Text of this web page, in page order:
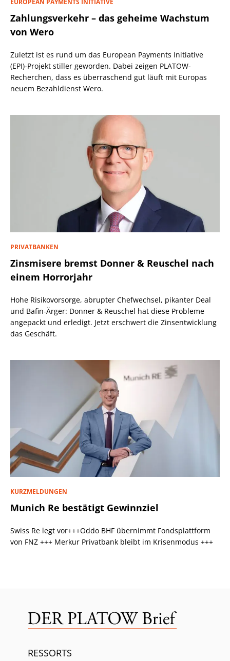
EUROPEAN PAYMENTS INITIATIVE
Zahlungsverkehr – das geheime Wachstum
von Wero
Zuletzt ist es rund um das European Payments Initiative
(EPI)-Projekt stiller geworden. Dabei zeigen PLATOW-
Recherchen, dass es überraschend gut läuft mit Europas
neuem Bezahldienst Wero.
PRIVATBANKEN
Zinsmisere bremst Donner & Reuschel nach
einem Horrorjahr
Hohe Risikovorsorge, abrupter Chefwechsel, pikanter Deal
und Bafin-Ärger: Donner & Reuschel hat diese Probleme
angepackt und erledigt. Jetzt erschwert die Zinsentwicklung
das Geschäft.
KURZMELDUNGEN
Munich Re bestätigt Gewinnziel
Swiss Re legt vor+++Oddo BHF übernimmt Fondsplattform
von FNZ +++ Merkur Privatbank bleibt im Krisenmodus +++
RESSORTS